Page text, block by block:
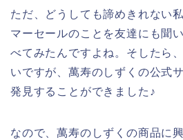
ただ、どうしても諦めきれない
マーセールのことを友達にも聞
べてみたんですよね。そしたら
いですが、萬寿のしずくの公式
発見することができました♪
なので、萬寿のしずくの商品に